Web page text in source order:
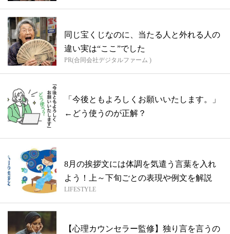
同じ宝くじなのに、当たる人と外れる人の
違い実は“ここ”でした
PR(合同会社デジタルファーム )
「今後ともよろしくお願いいたします。」
←どう使うのが正解？
8月の挨拶文には体調を気遣う言葉を入れ
よう！上～下旬ごとの表現や例文を解説
LIFESTYLE
【心理カウンセラー監修】独り言を言うの